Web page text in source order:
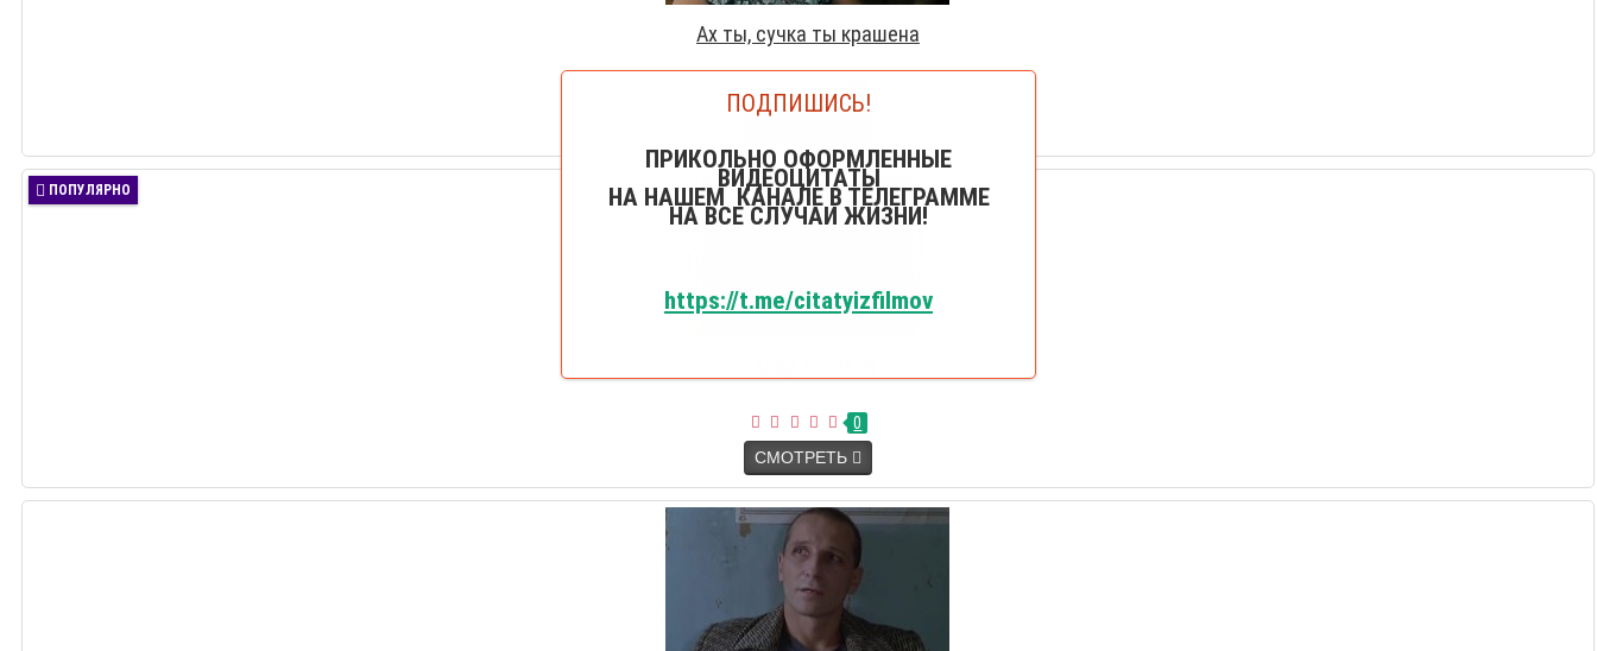
Ах ты, сучка ты крашена
0
ПОПУЛЯРНО
0
СМОТРЕТЬ
ПОДПИШИСЬ!
ПРИКОЛЬНО ОФОРМЛЕННЫЕ
ВИДЕОЦИТАТЫ
НА НАШЕМ КАНАЛЕ В ТЕЛЕГРАММЕ
НА ВСЕ СЛУЧАИ ЖИЗНИ!
https://t.me/citatyizfilmov